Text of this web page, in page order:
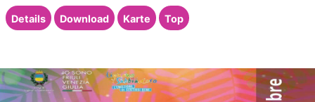
Details Download Karte Top